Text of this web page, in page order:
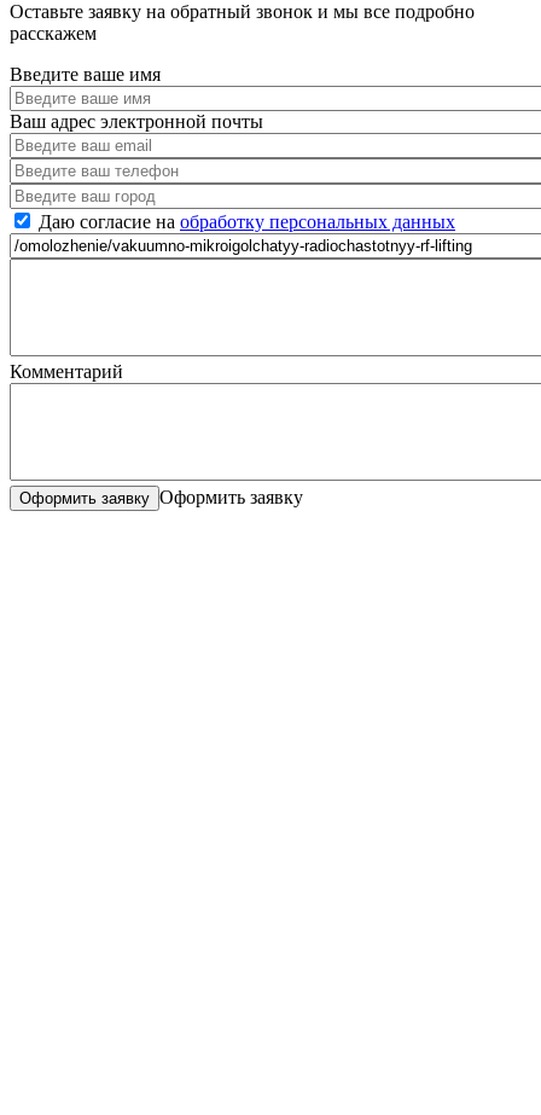
Оставьте заявку на обратный звонок и мы все подробно
расскажем
Введите ваше имя
Ваш адрес электронной почты
Даю согласие на обработку персональных данных
Комментарий
Оформить заявку